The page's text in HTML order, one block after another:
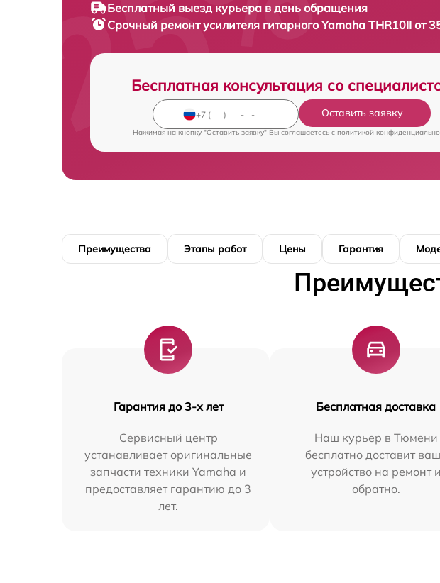
Бесплатный выезд курьера в день обращения
Срочный ремонтусилителя гитарного Yamaha THR10II от
Бесплатная консультация со
Оставить заявку
Нажимая на кнопку "Оставить заявку" Вы соглашаетесь c политикой
Преимущества Этапы работ Цены Гарантия
Гарантия до 3-х лет
Сервисный центр
устанавливает оригинальные
запчасти техники Yamaha и
предоставляет гарантию до 3
лет.
Бесплатная доставка
Наш курьер в Тюмени
бесплатно доставит
устройство на ремонт и
обратно.